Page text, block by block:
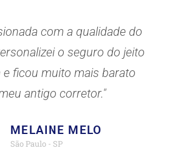
com a qualidade do
o seguro do jeito
e ficou muito mais barato
antigo corretor."
MELAINE MELO
São Paulo - SP